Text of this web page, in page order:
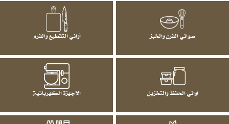
صواني الفرن والخبز أواني التقطيع والفرم
اواني الحفظ والتخزين الاجهزة الكهربائية